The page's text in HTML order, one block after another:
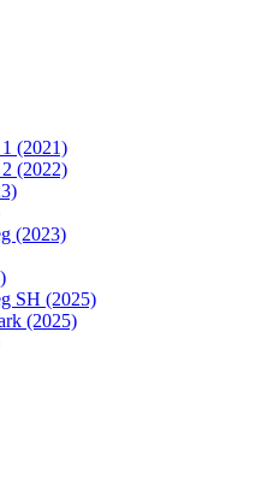
1 (2021)
2 (2022)
(2023)
SH (2025)
(2025)